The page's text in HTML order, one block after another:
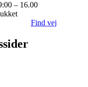
– 16.00
Find vej